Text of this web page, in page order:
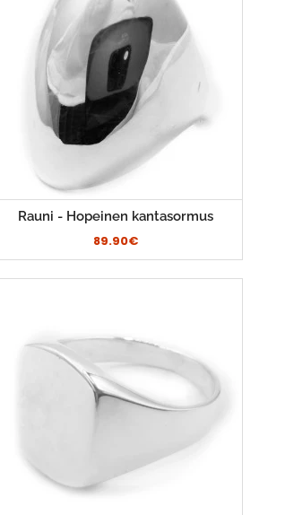
Rauni - Hopeinen kantasormus
89.90€